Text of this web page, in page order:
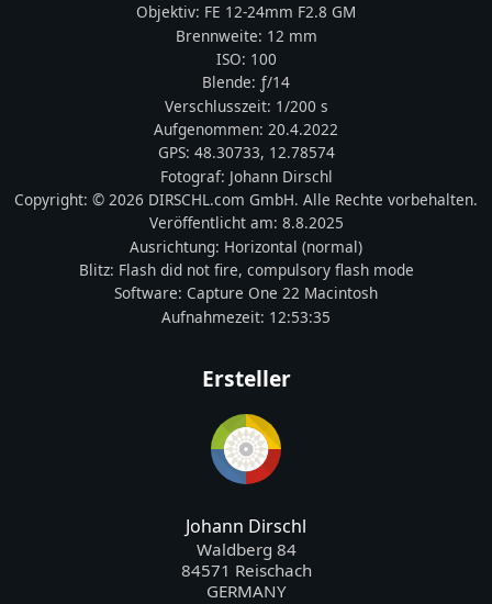
Objektiv: FE 12-24mm F2.8 GM
Brennweite: 12 mm
ISO: 100
Blende: ƒ/14
Verschlusszeit: 1/200 s
Aufgenommen: 20.4.2022
GPS: 48.30733, 12.78574
Fotograf: Johann Dirschl
Copyright: © 2026 DIRSCHL.com GmbH. Alle Rechte vorbehalten.
Veröffentlicht am: 8.8.2025
Ausrichtung: Horizontal (normal)
Blitz: Flash did not fire, compulsory flash mode
Software: Capture One 22 Macintosh
Aufnahmezeit: 12:53:35
Ersteller
Johann Dirschl
Waldberg 84
84571 Reischach
GERMANY